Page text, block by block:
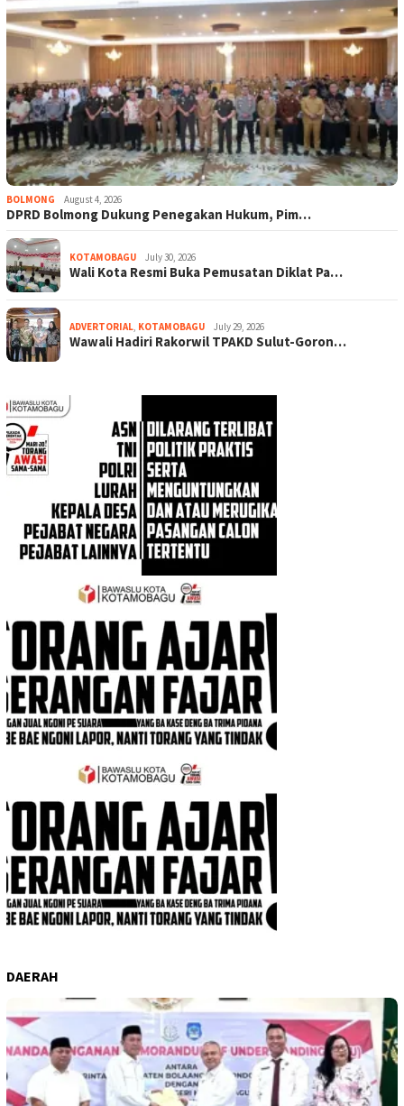
BOLMONG August 4, 2026
DPRD Bolmong Dukung Penegakan Hukum, Pim…
KOTAMOBAGU July 30, 2026
Wali Kota Resmi Buka Pemusatan Diklat Pa…
ADVERTORIAL KOTAMOBAGU July 29, 2026
Wawali Hadiri Rakorwil TPAKD Sulut-Goron…
DAERAH